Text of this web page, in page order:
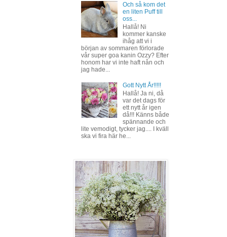
Och så kom det
en liten Puff till
oss...
Hallå! Ni
kommer kanske
ihåg att vi i
början av sommaren förlorade
vår super goa kanin Ozzy? Efter
honom har vi inte haft nån och
jag hade...
Gott Nytt År!!!!!
Hallå! Ja ni, då
var det dags för
ett nytt år igen
då!!! Känns både
spännande och
lite vemodigt, tycker jag.... I kväll
ska vi fira här he...